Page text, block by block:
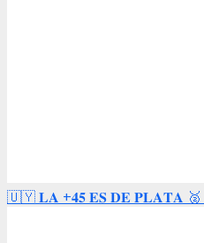
🇺🇾 𝐋𝐀 +𝟒𝟓 𝐄𝐒 𝐃𝐄 𝐏𝐋𝐀𝐓𝐀 🥈